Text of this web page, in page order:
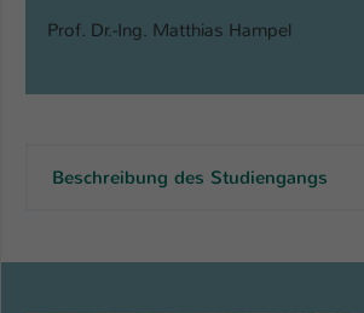
Prof. Dr.-Ing. Matthias Hampel
Beschreibung des Studiengangs